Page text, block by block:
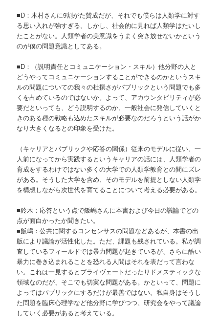
■D：木村さんに9割がた賛成だが、それでも僕らは人類学に対す
る思い入れが強すぎる。しかし、社会的に見れば人類学はたいし
たことがない。人類学者の美意識をうまく突き放せないかという
のが僕の問題意識としてある。
■D：（説明責任とコミュニケーション・スキル）他分野の人と
どうやってコミュニケーションすることができるのかというスキ
ルの問題についての我々の杜撰さがパブリックという問題でも多
くを占めているのではないか。よって、アカウンタビリティが必
要だといっても、どう説明するのか、一般社会に発信していくと
きのある種の戦略も込めたスキルが必要なのだろうという話がか
なり大きくなるとの印象を受けた。
（キャリアとパブリックや応答の関係）従来のモデルに従い、一
人前になってから実践するというキャリアの話には、人類学者の
育成をするわけではない多くの大学での人類学教育との間にズレ
がある。そうした大学を含め、そのモデルを前提としない人類学
を構想しながら次世代を育てることについて考える必要がある。
■鈴木：応答という点で飯嶋さんに本書および今日の議論でどの
点が面白かったか聞きたい。
■飯嶋：公共に関するコンセンサスの問題などあるが、本書の出
版により議論が活性化した。ただ、課題も残されている。私が調
査しているフィールドでは暴力問題が起きているが、さらに酷い
暴力に巻き込まれることを恐れる人間はそれを表だって言わな
い。これは一見するとプライヴェートだったりドメスティックな
領域なのだが、そこでも切実な問題がある。かといって、問題に
よってはパブリックにするだけが最善ではない。私自身はそうし
た問題を臨床心理学など他分野に学びつつ、研究会をやって議論
していく必要があると考えている。